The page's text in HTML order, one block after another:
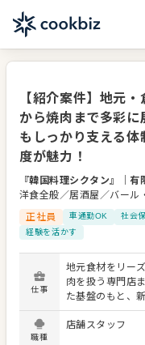
【紹介案件】地元
から焼肉まで多彩に
もしっかり支える体
度が魅力！
『韓国料理シクタン』 ｜有
洋食全般／居酒屋／バール
正社員
車通勤OK 社会
経験を活かす
仕事
地元食材をリー
肉を扱う専門店
た基盤のもと、
じて、働く喜び
とりに寄り添った環境
職種
店舗スタッフ